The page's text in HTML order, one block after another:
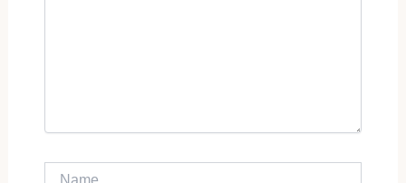
Name